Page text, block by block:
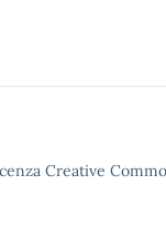
Creative